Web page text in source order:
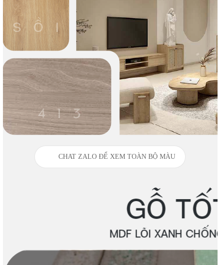
CHAT ZALO ĐỂ XEM TOÀN BỘ MÀU